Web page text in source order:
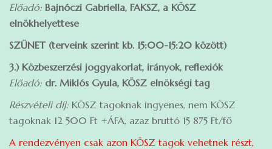
Előadó: Bajnóczi Gabriella, FAKSZ, a KÖSZ
elnökhelyettese
SZÜNET (terveink szerint kb. 15:00-15:20 között)
3.) Közbeszerzési joggyakorlat, irányok, reflexiók
Előadó: dr. Miklós Gyula, KÖSZ elnökségi tag
Részvételi díj: KÖSZ tagoknak ingyenes, nem KÖSZ
tagoknak 12 500 Ft +ÁFA, azaz bruttó 15 875 Ft/fő
A rendezvényen csak azon KÖSZ tagok vehetnek részt,